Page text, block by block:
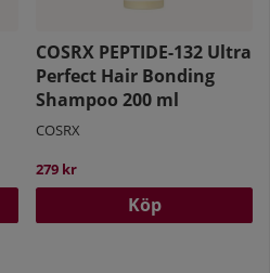
COSRX PEPTIDE-132 Ultra
Perfect Hair Bonding
Shampoo 200 ml
COSRX
279 kr
Köp